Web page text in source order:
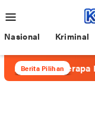
ke
kontenMobile
Nasional Kriminal
Berita Pilihan
Beberapa